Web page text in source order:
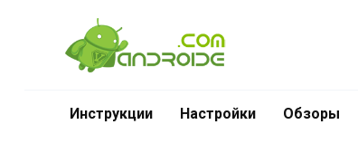
содержанию
Инструкции Настройки Обзоры